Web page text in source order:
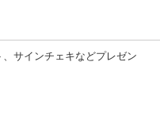
サインチェキなどプレゼン